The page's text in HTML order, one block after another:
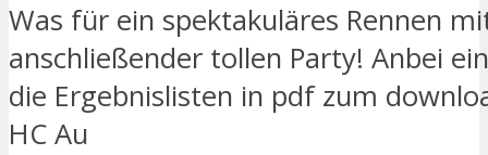
Was für ein spektakuläres Rennen
anschließender tollen Party! Anbei
die Ergebnislisten in pdf zum
HC Au